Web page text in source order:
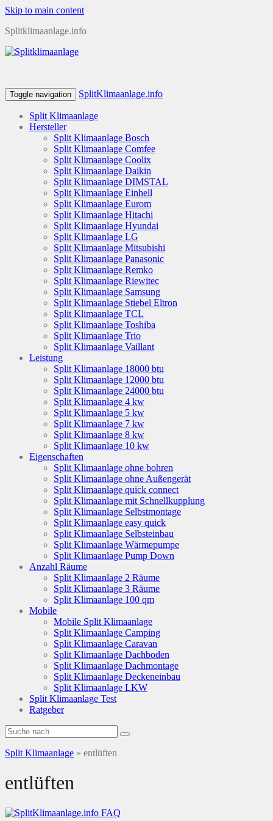
Skip to main content
Splitklimaanlage.info
Toggle navigation SplitKlimaanlage.info
Split Klimaanlage
Hersteller
Split Klimaanlage Bosch
Split Klimaanlage Comfee
Split Klimaanlage Coolix
Split Klimaanlage Daikin
Split Klimaanlage DIMSTAL
Split Klimaanlage Einhell
Split Klimaanlage Eurom
Split Klimaanlage Hitachi
Split Klimaanlage Hyundai
Split Klimaanlage LG
Split Klimaanlage Mitsubishi
Split Klimaanlage Panasonic
Split Klimaanlage Remko
Split Klimaanlage Riewitec
Split Klimaanlage Samsung
Split Klimaanlage Stiebel Eltron
Split Klimaanlage TCL
Split Klimaanlage Toshiba
Split Klimaanlage Trio
Split Klimaanlage Vaillant
Leistung
Split Klimaanlage 18000 btu
Split Klimaanlage 12000 btu
Split Klimaanlage 24000 btu
Split Klimaanlage 4 kw
Split Klimaanlage 5 kw
Split Klimaanlage 7 kw
Split Klimaanlage 8 kw
Split Klimaanlage 10 kw
Eigenschaften
Split Klimaanlage ohne bohren
Split Klimaanlage ohne Außengerät
Split Klimaanlage quick connect
Split Klimaanlage mit Schnellkupplung
Split Klimaanlage Selbstmontage
Split Klimaanlage easy quick
Split Klimaanlage Selbsteinbau
Split Klimaanlage Wärmepumpe
Split Klimaanlage Pump Down
Anzahl Räume
Split Klimaanlage 2 Räume
Split Klimaanlage 3 Räume
Split Klimaanlage 100 qm
Mobile
Mobile Split Klimaanlage
Split Klimaanlage Camping
Split Klimaanlage Caravan
Split Klimaanlage Dachboden
Split Klimaanlage Dachmontage
Split Klimaanlage Deckeneinbau
Split Klimaanlage LKW
Split Klimaanlage Test
Ratgeber
Split Klimaanlage » entlüften
entlüften